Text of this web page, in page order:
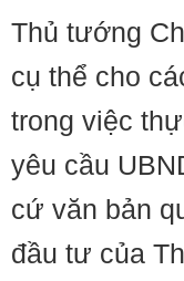
Thủ tướng
cụ thể cho
trong việc
yêu cầu
cứ văn bản
đầu tư của